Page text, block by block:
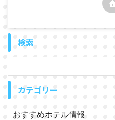
検索
カテゴリー
おすすめホテル情報